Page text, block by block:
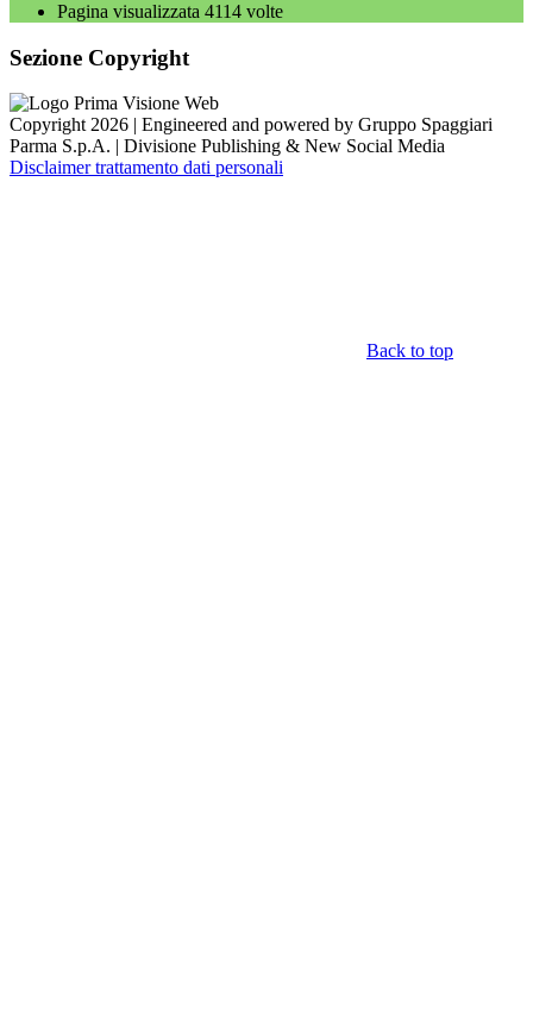
Pagina visualizzata 4114 volte
Sezione Copyright
Copyright 2026 | Engineered and powered by Gruppo Spaggiari
Parma S.p.A. | Divisione Publishing & New Social Media
Disclaimer trattamento dati personali
Back to top